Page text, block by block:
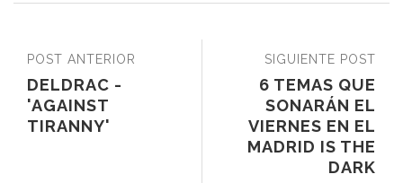
SIGUIENTE POST
6 TEMAS QUE
SONARÁN EL
VIERNES EN EL
MADRID IS THE
DARK
POST ANTERIOR
DELDRAC -
'AGAINST
TIRANNY'